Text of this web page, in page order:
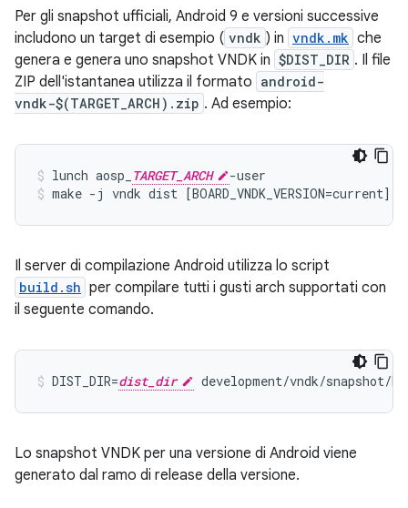
Per gli snapshot ufficiali, Android 9 e versioni successive
includono un target di esempio ( vndk ) in vndk.mk che
genera e genera uno snapshot VNDK in $DIST_DIR . Il file
ZIP dell'istantanea utilizza il formato android-
vndk-$(TARGET_ARCH).zip . Ad esempio:
lunch aosp_ TARGET_ARCH
-user
make -j vndk dist [BOARD_VNDK_VERSION=current]
Il server di compilazione Android utilizza lo script
build.sh per compilare tutti i gusti arch supportati con
il seguente comando.
DIST_DIR=dist_dir
Lo snapshot VNDK per una versione di Android viene
generato dal ramo di release della versione.